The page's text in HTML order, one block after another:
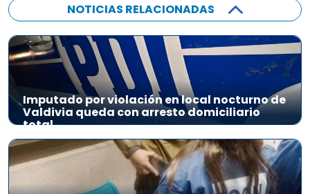
NOTICIAS RELACIONADAS
Imputado por violación en local nocturno de
Valdivia queda con arresto domiciliario
total